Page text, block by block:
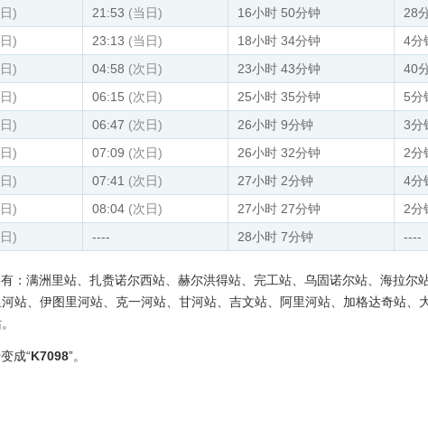
) 21:53 (当日) 16小时 50分钟
28
) 23:13 (当日) 18小时 34分钟
4分
) 04:58 (次日) 23小时 43分钟
40
) 06:15 (次日) 25小时 35分钟
5分
) 06:47 (次日) 26小时 9分钟
3分
) 07:09 (次日) 26小时 32分钟
2分
) 07:41 (次日) 27小时 2分钟
4分
) 08:04 (次日) 27小时 27分钟
2分
) ---- 28小时 7分钟 ----
：满洲里站、扎赉诺尔西站、赫尔洪得站、完工站、乌固诺尔站、海拉尔
站、伊图里河站、克一河站、甘河站、吉文站、阿里河站、加格达奇站、
成“K7098”。